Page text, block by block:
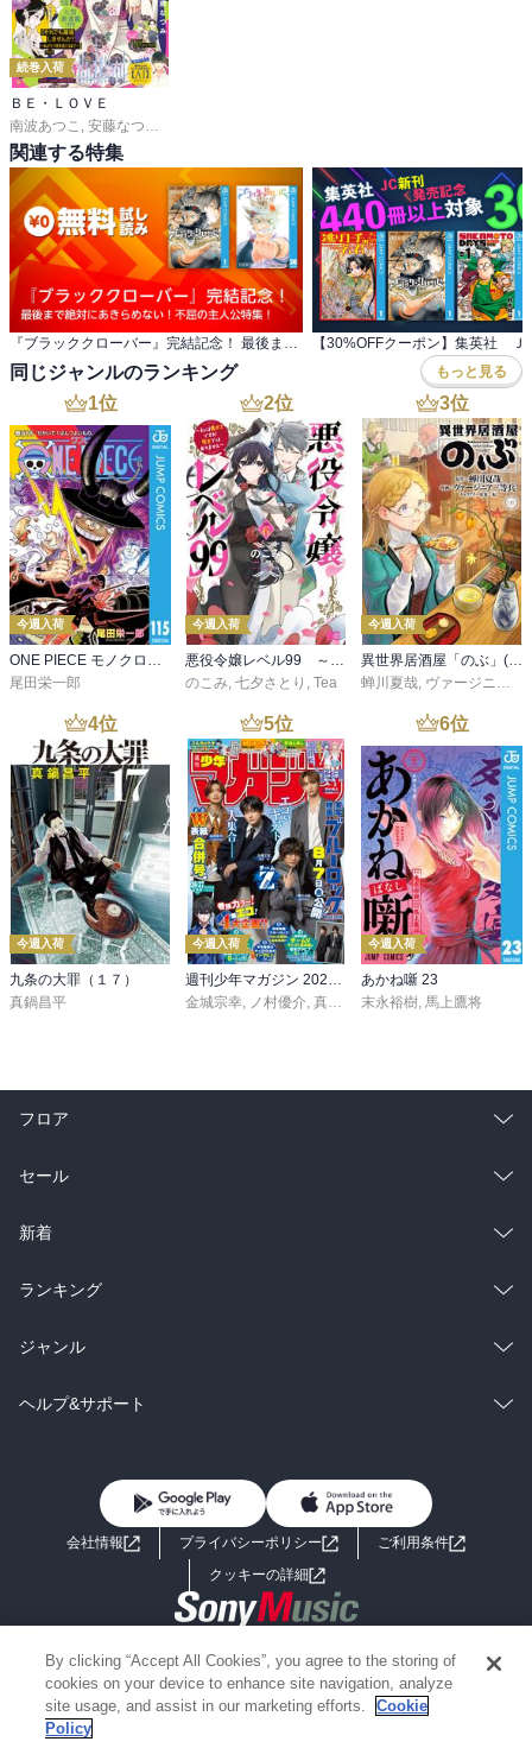
続巻入荷
ＢＥ・ＬＯＶＥ
南波あつこ , 安藤なつみ
関連する特集
『ブラッククローバー』完結記念！ 最後まで絶対にあきらめない！不屈の主人公特集！
同じジャンルのランキング もっと見る
1位
今週入荷
尾田栄一郎
2位
今週入荷
のこみ 七夕さとり Tea
3位
今週入荷
蝉川夏哉 ヴァージニア二等兵
4位
今週入荷
九条の大罪（１７）
真鍋昌平
5位
今週入荷
週刊少年マガジン 2026年36・37号[2026年8月5日発売]
金城宗幸, ノ村優介, 真島ヒロ ,宮島礼吏,新川直司
6位
今週入荷
あかね噺 23
末永裕樹, 馬上鷹将
フロア
総合
ラノベ
雑誌・グラビア
BL・TL
セール
総合
ラノベ
雑誌・グラビア
BL・TL
新着
総合
ラノベ
雑誌・グラビア
ランキング
総合
ラノベ
ジャンル
コミック
ライトノベル 男子向けラノベ
小説
海外小説
ミステリー SF
歴史・時代小説
ヘルプ&サポート
よくあるご質問 お問い合わせ
会社情報 プライバシーポリシー
ご利用条件
クッキーの詳細
Copyright 2017 - 2026 Sony Music Entertainment(Japan) Inc.
Information on the site is for the Japan domestic market only
powered by
By clicking “Accept All Cookies”, you agree to the storing of
cookies on your device to enhance site navigation, analyze
site usage, and assist in our marketing efforts.
Cookie
Policy